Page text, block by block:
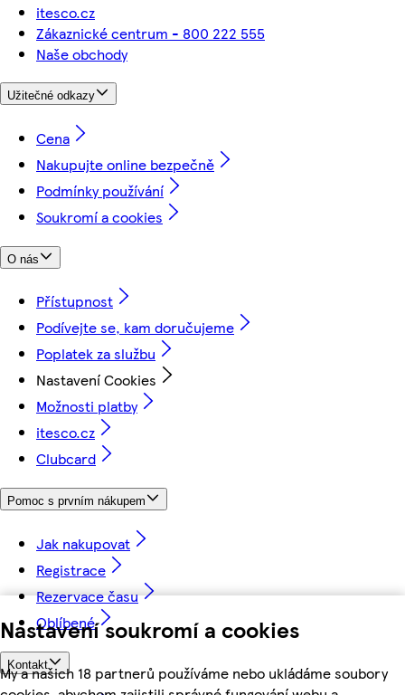
Nastavení soukromí a cookies
My a našich 18 partnerů používáme nebo ukládáme soubory
itesco.cz
Zákaznické centrum - 800 222 555
Naše obchody
Užitečné odkazy
Cena
Nakupujte online bezpečně
Podmínky používání
Soukromí a cookies
O nás
Přístupnost
Podívejte se, kam doručujeme
Poplatek za službu
Nastavení Cookies
Možnosti platby
itesco.cz
Clubcard
Pomoc s prvním nákupem
Jak nakupovat
Registrace
Rezervace času
Oblíbené
Kontakt